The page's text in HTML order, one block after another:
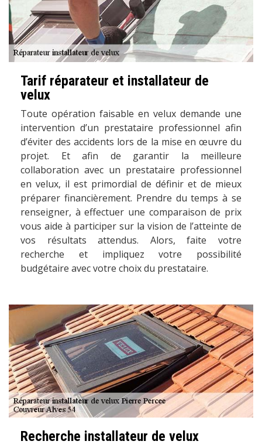
Tarif réparateur et installateur de
velux
Toute opération faisable en velux demande une
intervention d’un prestataire professionnel afin
d’éviter des accidents lors de la mise en œuvre du
projet. Et afin de garantir la meilleure
collaboration avec un prestataire professionnel
en velux, il est primordial de définir et de mieux
préparer financièrement. Prendre du temps à se
renseigner, à effectuer une comparaison de prix
vous aide à participer sur la vision de l’atteinte de
vos résultats attendus. Alors, faite votre
recherche et impliquez votre possibilité
budgétaire avec votre choix du prestataire.
Recherche installateur de velux